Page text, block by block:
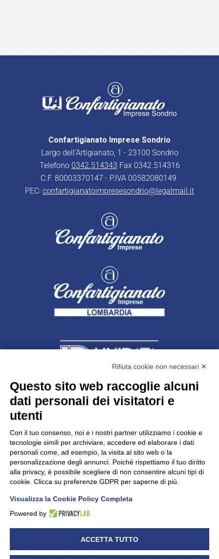
Confartigianato Imprese Sondrio
Largo dell’Artigianato, 1 - 23100 Sondrio
Telefono 0342.514343 Fax 0342.514316
C.F. 80003370147 - P.IVA 00582080149
PEC: confartigianatoimpresesondrio@legalmail.it
Unidata s.r.lcon unico socio
Largo dell’Artigianato, 1 - 23100 Sondrio
C.F. 00481790145 - N.REA SO-36426
PEC: unidata.sondrio@legalmail.it
Cap. soc. euro 100.000,00 i.v.
UNIDATA - Informativa privacy (per i clienti)
UNIDATA - Whistleblowing
Rifiuta cookie non necessari ✕
Questo sito web raccoglie alcuni
dati personali dei visitatori e
utenti
Con il tuo consenso, noi e i nostri partner utilizziamo i cookie e
tecnologie simili per archiviare, accedere ed elaborare i dati
personali come, ad esempio, la visita al sito web o la
personalizzazione degli annunci. Poiché rispettiamo il tuo diritto
alla privacy, è possibile scegliere di non consentire alcuni tipi di
cookie. Clicca su preferenze GDPR per saperne di più.
Visualizza la Cookie Policy Completa
Powered by
ACCETTA TUTTO